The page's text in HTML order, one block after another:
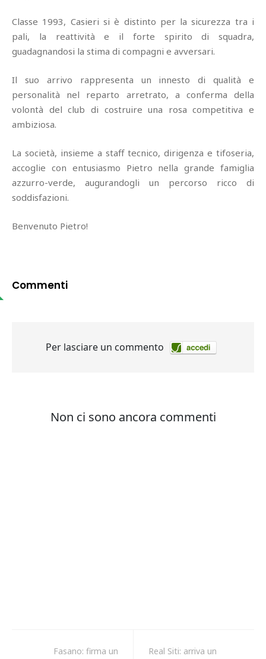
Classe 1993, Casieri si è distinto per la sicurezza tra i
pali, la reattività e il forte spirito di squadra,
guadagnandosi la stima di compagni e avversari.
Il suo arrivo rappresenta un innesto di qualità e
personalità nel reparto arretrato, a conferma della
volontà del club di costruire una rosa competitiva e
ambiziosa.
La società, insieme a staff tecnico, dirigenza e tifoseria,
accoglie con entusiasmo Pietro nella grande famiglia
azzurro-verde, augurandogli un percorso ricco di
soddisfazioni.
Benvenuto Pietro!
Commenti
Fasano: firma un
Real Siti: arriva un